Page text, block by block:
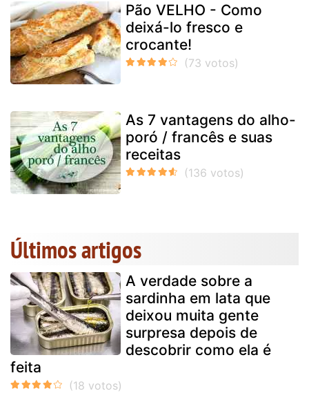
Pão VELHO - Como
deixá-lo fresco e
crocante!
As 7 vantagens do alho-
poró / francês e suas
receitas
Últimos artigos
A verdade sobre a
sardinha em lata que
deixou muita gente
surpresa depois de
descobrir como ela é
feita